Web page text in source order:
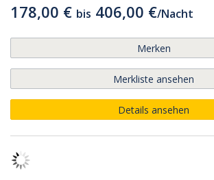
178,00 € bis 406,00 €/Nacht
Merken
Merkliste ansehen
Details ansehen